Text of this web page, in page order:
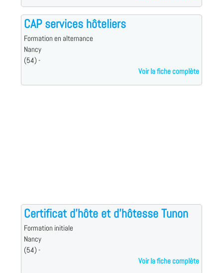
CAP services hôteliers
Formation en alternance
Nancy
(54) -
Voir la fiche complète
Certificat d'hôte et d'hôtesse Tunon
Formation initiale
Nancy
(54) -
Voir la fiche complète